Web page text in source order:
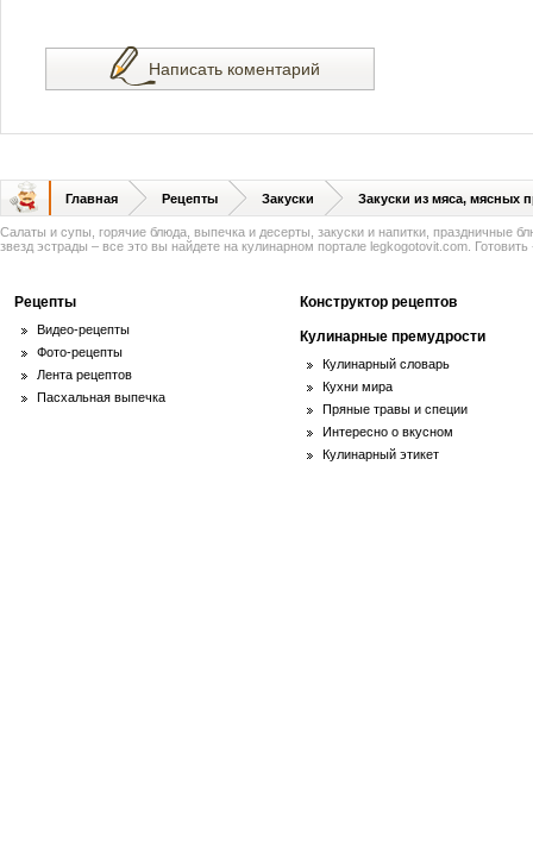
Написать коментарий
Главная Рецепты Закуски Закуски из мяса, мясных
Салаты и супы, горячие блюда, выпечка и десерты, закуски и напитки, праздничные
звезд эстрады – все это вы найдете на кулинарном портале legkogotovit.com. Готовить
Рецепты
Видео-рецепты
Фото-рецепты
Лента рецептов
Пасхальная выпечка
Конструктор рецептов
Кулинарные премудрости
Кулинарный словарь
Кухни мира
Пряные травы и специи
Интересно о вкусном
Кулинарный этикет